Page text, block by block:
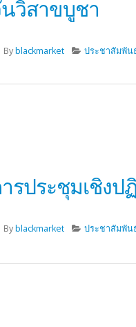
ตรวจสอบคุณภา
Byblackmarket ประชาสัมพัน